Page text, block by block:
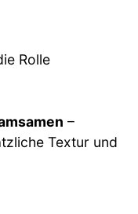
Rolle
–
Textur und